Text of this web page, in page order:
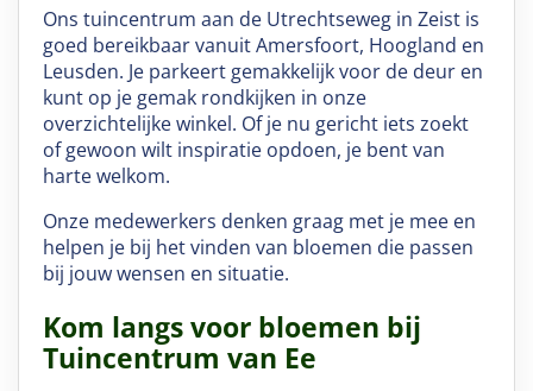
Ons tuincentrum aan de Utrechtseweg in Zeist is
goed bereikbaar vanuit Amersfoort, Hoogland en
Leusden. Je parkeert gemakkelijk voor de deur en
kunt op je gemak rondkijken in onze
overzichtelijke winkel. Of je nu gericht iets zoekt
of gewoon wilt inspiratie opdoen, je bent van
harte welkom.
Onze medewerkers denken graag met je mee en
helpen je bij het vinden van bloemen die passen
bij jouw wensen en situatie.
Kom langs voor bloemen bij
Tuincentrum van Ee